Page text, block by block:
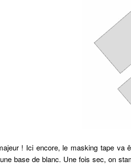
! Ici encore, le masking tape
base de blanc. Une fois sec, on